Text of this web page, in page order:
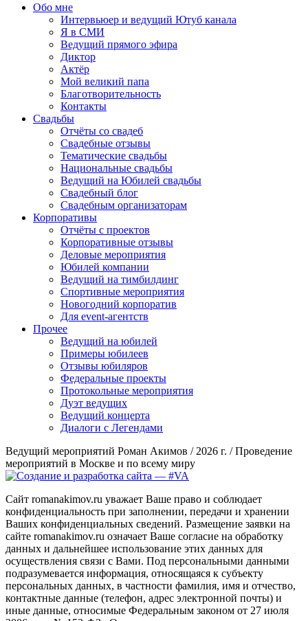
Обо мне
Интервьюер и ведущий Ютуб канала
Я в СМИ
Ведущий прямого эфира
Диктор
Актёр
Мой великий папа
Благотворительность
Контакты
Свадьбы
Отчёты со свадеб
Свадебные отзывы
Тематические свадьбы
Национальные свадьбы
Ведущий на Юбилей свадьбы
Свадебный блог
Свадебным организаторам
Корпоративы
Отчёты с проектов
Корпоративные отзывы
Деловые мероприятия
Юбилей компании
Ведущий на тимбилдинг
Спортивные мероприятия
Новогодний корпоратив
Для event-агентств
Прочее
Ведущий на юбилей
Примеры юбилеев
Отзывы юбиляров
Федеральные проекты
Протокольные мероприятия
Дуэт ведущих
Ведущий концерта
Диалоги с Легендами
Ведущий мероприятий Роман Акимов / 2026 г. / Проведение
мероприятий в Москве и по всему миру
Сайт romanakimov.ru уважает Ваше право и соблюдает
конфиденциальность при заполнении, передачи и хранении
Ваших конфиденциальных сведений. Размещение заявки на
сайте romanakimov.ru означает Ваше согласие на обработку
данных и дальнейшее использование этих данных для
осуществления связи с Вами. Под персональными данными
подразумевается информация, относящаяся к субъекту
персональных данных, в частности фамилия, имя и отчество,
контактные данные (телефон, адрес электронной почты) и
иные данные, относимые Федеральным законом от 27 июля